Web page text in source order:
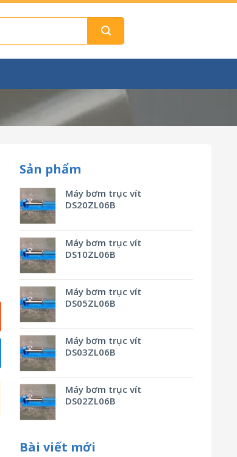
Sản phẩm
Máy bơm trục vít
DS20ZL06B
Máy bơm trục vít
DS10ZL06B
Máy bơm trục vít
DS05ZL06B
Máy bơm trục vít
DS03ZL06B
Máy bơm trục vít
DS02ZL06B
Bài viết mới